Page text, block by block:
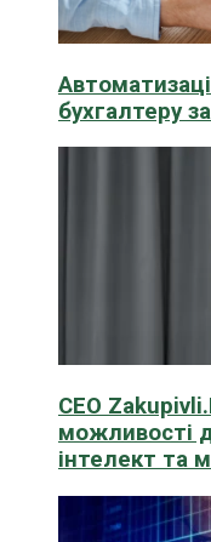
бухгалтеру
CEO
можливості
інтелект та